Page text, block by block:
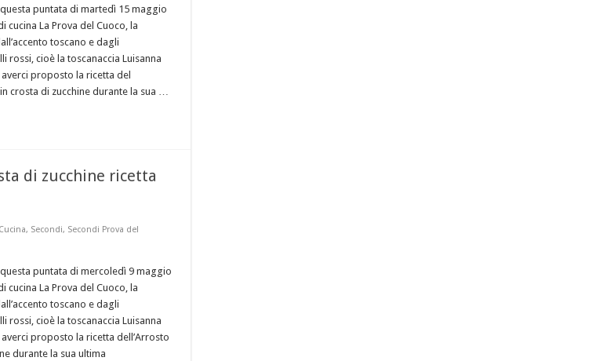
puntata di martedì 15 maggio
cucina La Prova del Cuoco, la
toscano e dagli
rossi, cioè la toscanaccia Luisanna
proposto la ricetta del
crosta di zucchine durante la sua …
di zucchine ricetta
, Secondi, Secondi Prova del
puntata di mercoledì 9 maggio
cucina La Prova del Cuoco, la
toscano e dagli
rossi, cioè la toscanaccia Luisanna
proposto la ricetta dell’Arrosto
durante la sua ultima